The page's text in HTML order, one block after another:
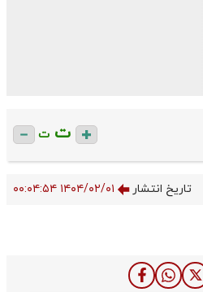
ت ت
تاریخ انتشار ۱۴۰۴/۰۲/۰۱ ۰۰:۰۴:۵۴